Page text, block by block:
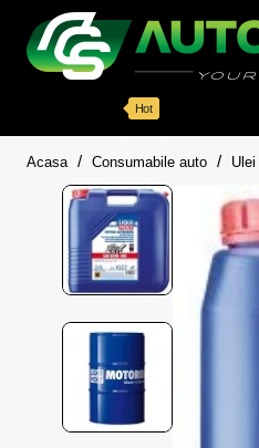
Hot
Acasa homeConsumabile auto